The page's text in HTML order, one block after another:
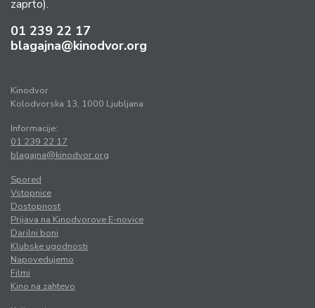
zaprto).
01 239 22 17
blagajna@kinodvor.org
Kinodvor
Kolodvorska 13, 1000 Ljubljana
Informacije:
01 239 22 17
blagajna@kinodvor.org
Spored
Vstopnice
Dostopnost
Prijava na Kinodvorove E-novice
Darilni boni
Klubske ugodnosti
Napovedujemo
Filmi
Kino na zahtevo